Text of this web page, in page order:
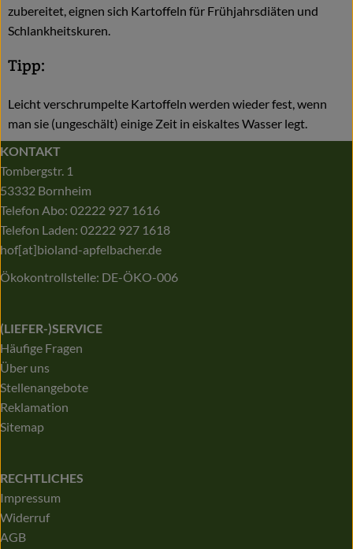
zubereitet, eignen sich Kartoffeln für Frühjahrsdiäten und
Schlankheitskuren.
Tipp:
Leicht verschrumpelte Kartoffeln werden wieder fest, wenn
man sie (ungeschält) einige Zeit in eiskaltes Wasser legt.
KONTAKT
Tombergstr. 1
53332 Bornheim
Telefon Abo: 02222 927 1616
Telefon Laden: 02222 927 1618
hof[at]bioland-apfelbacher.de
Ökokontrollstelle: DE-ÖKO-006
(LIEFER-)SERVICE
Häufige Fragen
Über uns
Stellenangebote
Reklamation
Sitemap
RECHTLICHES
Impressum
Widerruf
AGB